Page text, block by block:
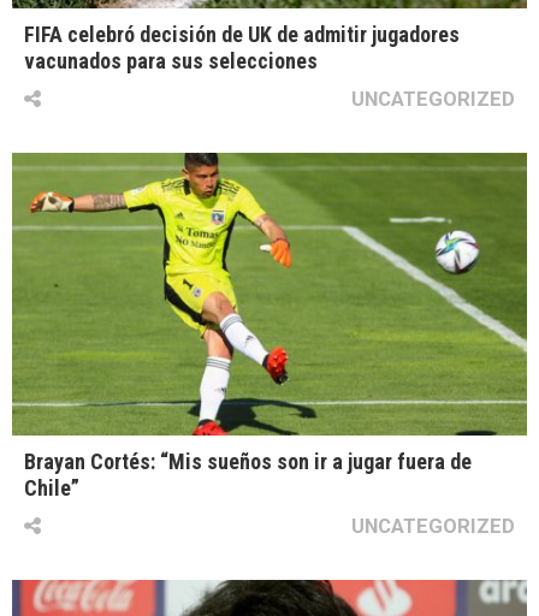
FIFA celebró decisión de UK de admitir jugadores
vacunados para sus selecciones
UNCATEGORIZED
Brayan Cortés: “Mis sueños son ir a jugar fuera de
Chile”
UNCATEGORIZED